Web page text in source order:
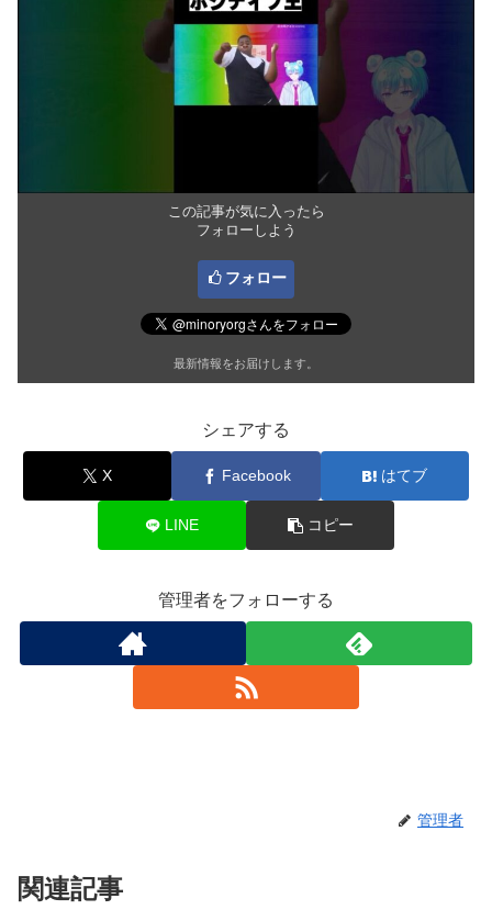
この記事が気に入ったら
フォローしよう
フォロー
最新情報をお届けします。
シェアする
X Facebook はてブ
LINE コピー
管理者をフォローする
管理者
関連記事